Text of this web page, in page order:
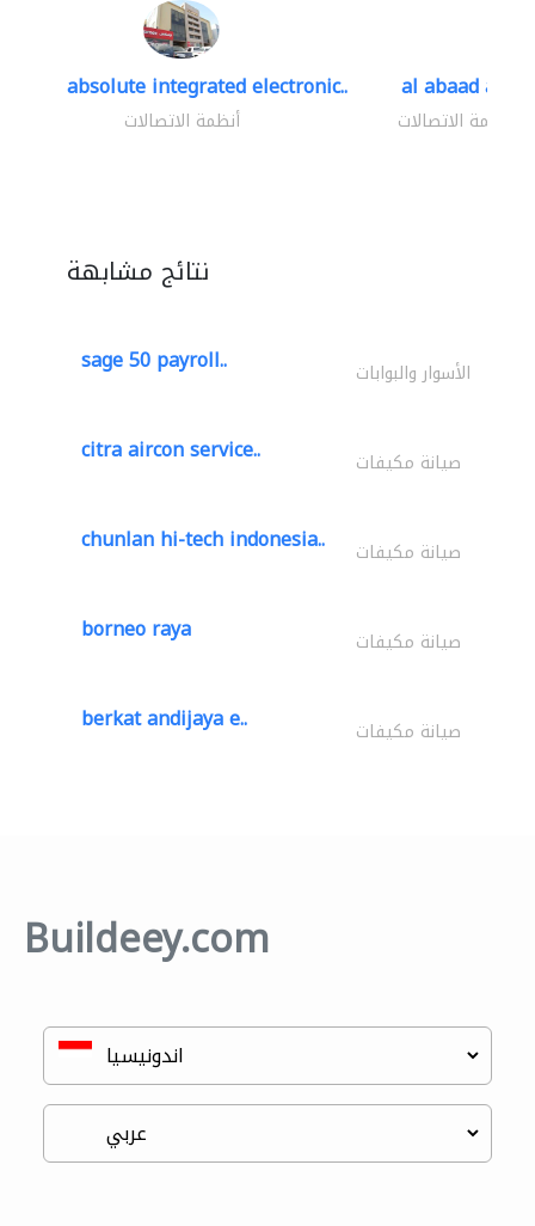
absolute integrated electronic..
أنظمة الاتصالات
al abaad al..
أنظمة الاتصالات
نتائج مشابهة
sage 50 payroll.. الأسوار والبوابات
citra aircon service.. صيانة مكيفات
chunlan hi-tech indonesia.. صيانة مكيفات
borneo raya صيانة مكيفات
berkat andijaya e.. صيانة مكيفات
Buildeey.com